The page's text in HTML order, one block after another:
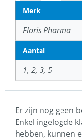
Merk
Floris Pharma
Aantal
1, 2, 3, 5
Er zijn nog geen
Enkel ingelogde
hebben, kunnen